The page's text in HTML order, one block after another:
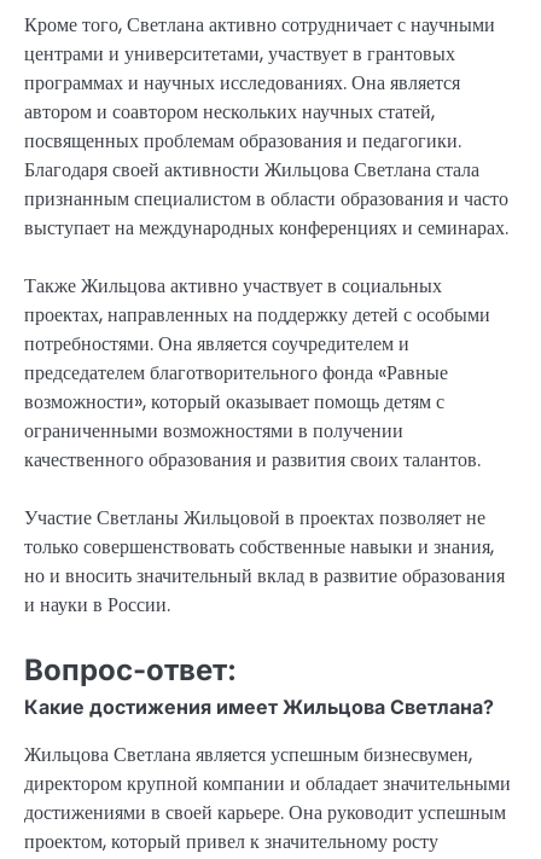
Кроме того, Светлана активно сотрудничает с научными
центрами и университетами, участвует в грантовых
программах и научных исследованиях. Она является
автором и соавтором нескольких научных статей,
посвященных проблемам образования и педагогики.
Благодаря своей активности Жильцова Светлана стала
признанным специалистом в области образования и часто
выступает на международных конференциях и семинарах.
Также Жильцова активно участвует в социальных
проектах, направленных на поддержку детей с особыми
потребностями. Она является соучредителем и
председателем благотворительного фонда «Равные
возможности», который оказывает помощь детям с
ограниченными возможностями в получении
качественного образования и развития своих талантов.
Участие Светланы Жильцовой в проектах позволяет не
только совершенствовать собственные навыки и знания,
но и вносить значительный вклад в развитие образования
и науки в России.
Вопрос-ответ:
Какие достижения имеет Жильцова Светлана?
Жильцова Светлана является успешным бизнесвумен,
директором крупной компании и обладает значительными
достижениями в своей карьере. Она руководит успешным
проектом, который привел к значительному росту